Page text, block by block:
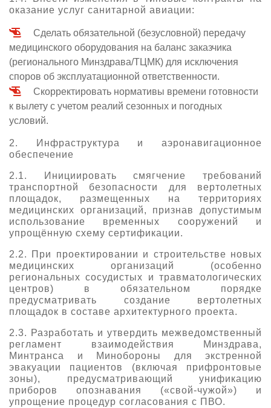
оказание услуг санитарной авиации:
Сделать обязательной (безусловной) передачу
медицинского оборудования на баланс заказчика
(регионального Минздрава/ТЦМК) для исключения
споров об эксплуатационной ответственности.
Скорректировать нормативы времени готовности
к вылету с учетом реалий сезонных и погодных
условий.
2. Инфраструктура и аэронавигационное
обеспечение
2.1. Инициировать смягчение требований
транспортной безопасности для вертолетных
площадок, размещенных на территориях
медицинских организаций, признав допустимым
использование временных сооружений и
упрощённую схему сертификации.
2.2. При проектировании и строительстве новых
медицинских организаций (особенно
региональных сосудистых и травматологических
центров) в обязательном порядке
предусматривать создание вертолетных
площадок в составе архитектурного проекта.
2.3. Разработать и утвердить межведомственный
регламент взаимодействия Минздрава,
Минтранса и Минобороны для экстренной
эвакуации пациентов (включая прифронтовые
зоны), предусматривающий унификацию
приборов опознавания («свой-чужой») и
упрощение процедур согласования с ПВО.